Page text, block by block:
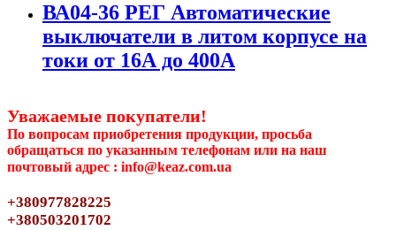
ВА04-36 РЕГ Автоматические
выключатели в литом корпусе на
токи от 16А до 400А
Уважаемые покупатели!
По вопросам приобретения продукции, просьба
обращаться по указанным телефонам или на наш
почтовый адрес : info@keaz.com.ua
+380977828225
+380503201702